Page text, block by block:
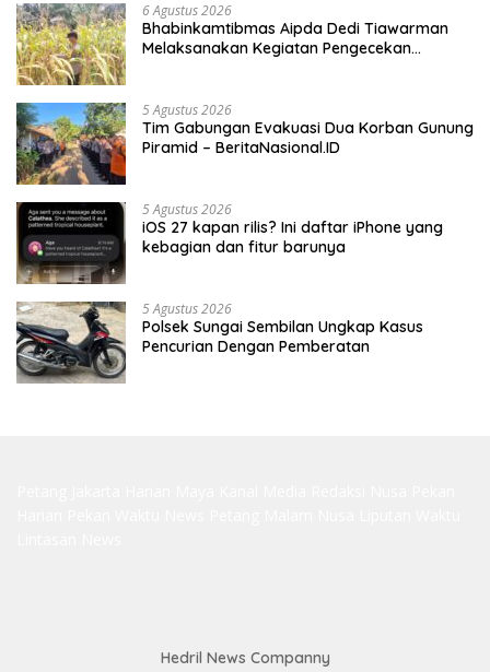
6 Agustus 2026
Bhabinkamtibmas Aipda Dedi Tiawarman
Melaksanakan Kegiatan Pengecekan
5 Agustus 2026
Tim Gabungan Evakuasi Dua Korban Gunung
Piramid – BeritaNasional.ID
5 Agustus 2026
iOS 27 kapan rilis? Ini daftar iPhone yang
kebagian dan fitur barunya
5 Agustus 2026
Polsek Sungai Sembilan Ungkap Kasus
Pencurian Dengan Pemberatan
Hedril News Companny